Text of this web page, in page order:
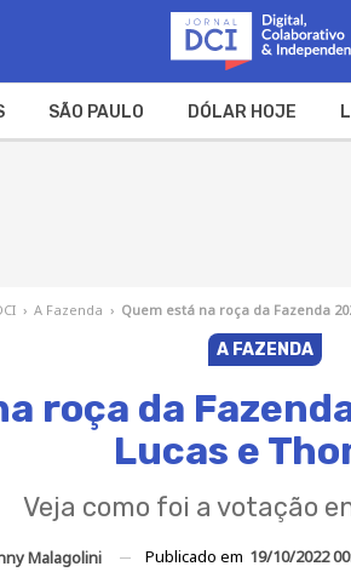
SÃO PAULO DÓLAR HOJE
› A Fazenda › Quem está na roça da Fazenda
A FAZENDA
roça da
Lucas e
Veja como foi a votação
Malagolini Publicado em 19/10/2022